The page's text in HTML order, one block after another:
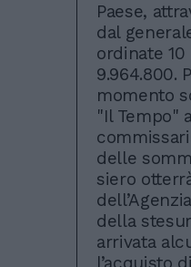
Paese,
dal
ordinate
9.964.800.
momento
"Il Tempo"
delle
siero
della
arrivata